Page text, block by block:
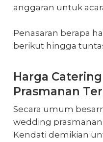
anggaran untuk
Penasaran berapa
berikut hingga
Harga
Prasmanan
Secara umum
wedding prasmanan
Kendati demikian